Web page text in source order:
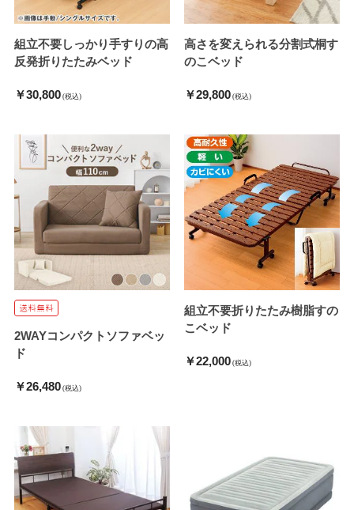
組立不要しっかり手すりの高
反発折りたたみベッド
￥30,800 (税込)
高さを変えられる分割式桐す
のこベッド
￥29,800 (税込)
2WAYコンパクトソファベッ
ド
￥26,480 (税込)
組立不要折りたたみ樹脂すの
こベッド
￥22,000 (税込)